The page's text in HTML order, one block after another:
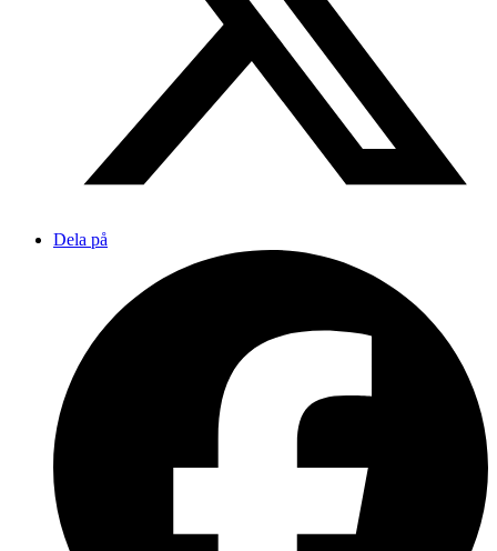
Dela på